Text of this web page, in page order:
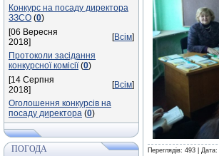
Конкурс на посаду директора
ЗЗСО (0)
[06 Вересня
2018]
[Всім]
Протоколи засідання
конкурсної комісії (0)
[14 Серпня
2018]
[Всім]
Оголошення конкурсів на
посаду директора (0)
ПОГОДА Переглядів: 493 | Дата: